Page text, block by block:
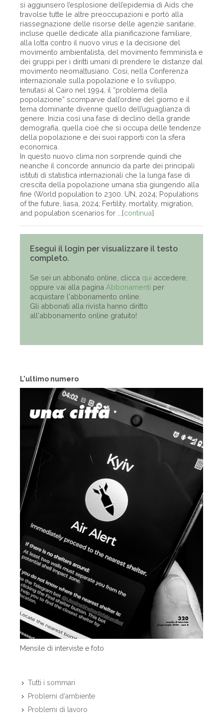
L'ultimo numero
Mensile di interviste e foto
Tutti i sommari
Problemi d'ambiente
Problemi di lavoro
si aggiunsero l’esplosione dell’epidemia di Aids che
travolse tutte le altre preoccupazioni e portò alla
riassegnazione delle risorse delle agenzie sanitarie,
incluse quelle dedicate alla pianificazione familiare,
alla lotta contro il nuovo virus e la decisione del
movimento ambientalista, del movimento femminista e
dei gruppi per i diritti umani di prendere le distanze dal
movimento neomaltusiano. Così, nella Conferenza
internazionale sulla popolazione e lo sviluppo,
tenutasi al Cairo nel 1994, il “problema della
popolazione” scomparve dall’ordine del giorno e il
tema dominante divenne quello dell’uguaglianza di
genere. Inizia così una fase di declino della grande
demografia, quella cioè che si occupa delle tendenze
della popolazione e dei suoi rapporti con la sfera
economica.
In questo nuovo clima non sorprende quindi che
neanche il concorde annuncio da parte dei principali
istituti di statistica internazionali che la lunga fase di
crescita della popolazione umana stia giungendo alla
fine (World population to 2300. UN, 2024; Populations
of the future, Iiasa, 2024; Fertility, mortality, migration,
and population scenarios for ...[continua]
Esegui il login per visualizzare il testo
completo.
Se sei un abbonato online, clicca qui accedere,
oppure vai alla pagina Abbonamenti per
acquistare l'abbonamento online.
Gli abbonati alla rivista hanno diritto
all'abbonamento online gratuito!